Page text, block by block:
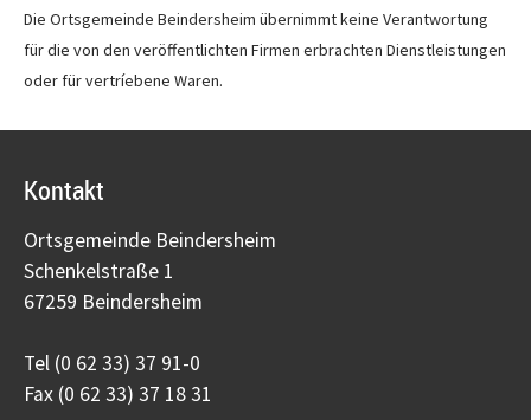
Die Ortsgemeinde Beindersheim übernimmt keine Verantwortung
für die von den veröffentlichten Firmen erbrachten Dienstleistungen
oder für vertríebene Waren.
Kontakt
Ortsgemeinde Beindersheim
Schenkelstraße 1
67259 Beindersheim
Tel (0 62 33) 37 91-0
Fax (0 62 33) 37 18 31